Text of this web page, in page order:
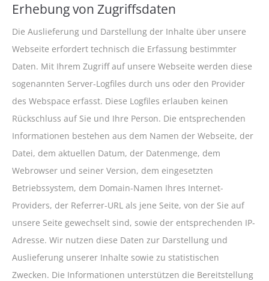
Erhebung von Zugriffsdaten
Die Auslieferung und Darstellung der Inhalte über unsere
Webseite erfordert technisch die Erfassung bestimmter
Daten. Mit Ihrem Zugriff auf unsere Webseite werden diese
sogenannten Server-Logfiles durch uns oder den Provider
des Webspace erfasst. Diese Logfiles erlauben keinen
Rückschluss auf Sie und Ihre Person. Die entsprechenden
Informationen bestehen aus dem Namen der Webseite, der
Datei, dem aktuellen Datum, der Datenmenge, dem
Webrowser und seiner Version, dem eingesetzten
Betriebssystem, dem Domain-Namen Ihres Internet-
Providers, der Referrer-URL als jene Seite, von der Sie auf
unsere Seite gewechselt sind, sowie der entsprechenden IP-
Adresse. Wir nutzen diese Daten zur Darstellung und
Auslieferung unserer Inhalte sowie zu statistischen
Zwecken. Die Informationen unterstützen die Bereitstellung